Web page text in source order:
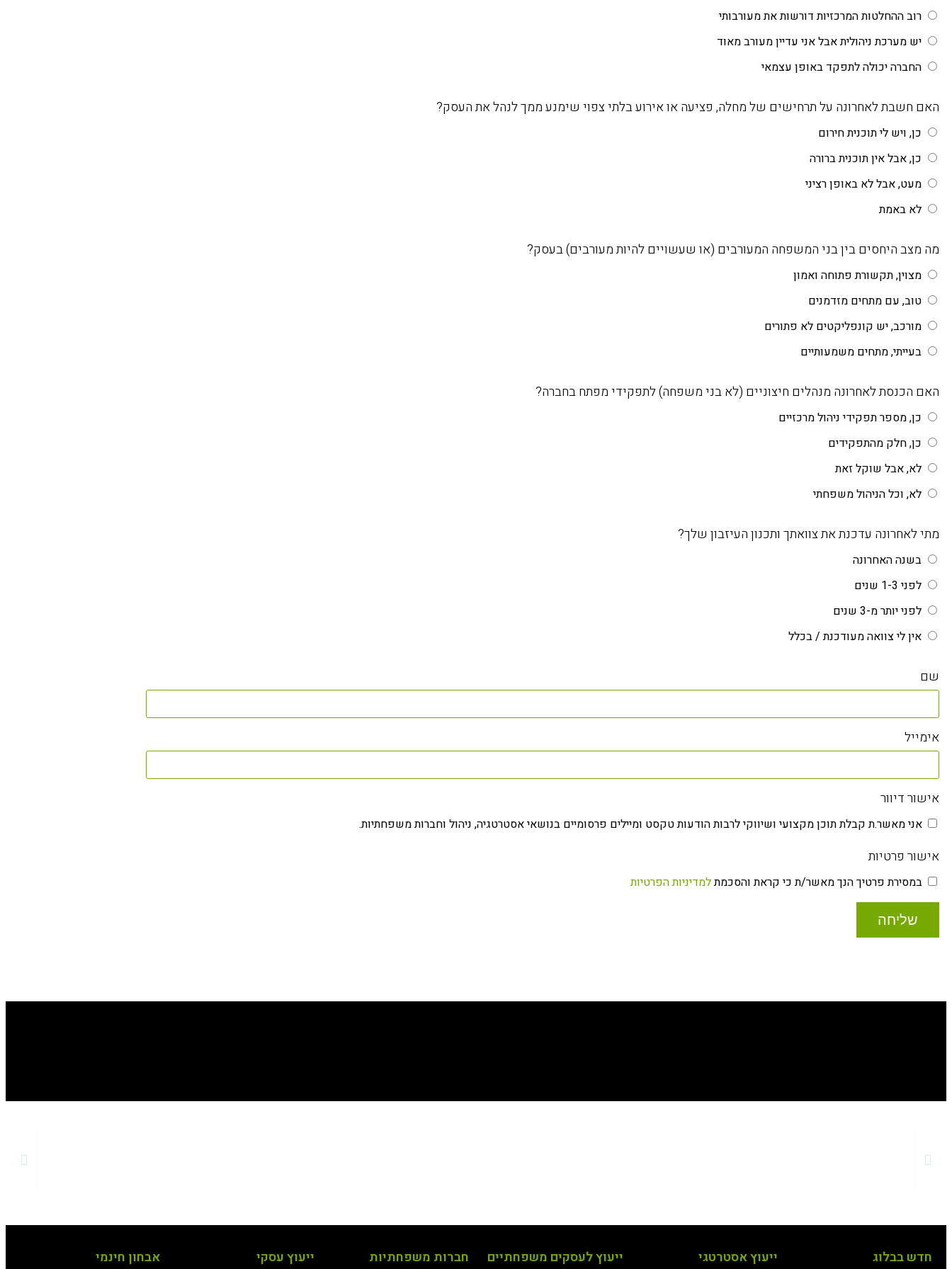
רוב ההחלטות המרכזיות דורשות את מעורבותי
יש מערכת ניהולית אבל אני עדיין מעורב מאוד
החברה יכולה לתפקד באופן עצמאי
האם חשבת לאחרונה על תרחישים של מחלה, פציעה או אירוע בלתי צפוי שימנע ממך לנהל את העסק?
כן, ויש לי תוכנית חירום
כן, אבל אין תוכנית ברורה
מעט, אבל לא באופן רציני
לא באמת
מה מצב היחסים בין בני המשפחה המעורבים (או שעשויים להיות מעורבים) בעסק?
מצוין, תקשורת פתוחה ואמון
טוב, עם מתחים מזדמנים
מורכב, יש קונפליקטים לא פתורים
בעייתי, מתחים משמעותיים
האם הכנסת לאחרונה מנהלים חיצוניים (לא בני משפחה) לתפקידי מפתח בחברה?
כן, מספר תפקידי ניהול מרכזיים
כן, חלק מהתפקידים
לא, אבל שוקל זאת
לא, וכל הניהול משפחתי
מתי לאחרונה עדכנת את צוואתך ותכנון העיזבון שלך?
בשנה האחרונה
לפני 1-3 שנים
לפני יותר מ-3 שנים
אין לי צוואה מעודכנת / בכלל
שם
אימייל
אישור דיוור
אני מאשר.ת קבלת תוכן מקצועי ושיווקי לרבות הודעות טקסט ומיילים פרסומיים בנושאי אסטרטגיה, ניהול וחברות משפחתיות.
אישור פרטיות
במסירת פרטיך הנך מאשר/ת כי קראת והסכמתלמדיניות הפרטיות
שליחה
חדש בבלוג ייעוץ אסטרטגי ייעוץ לעסקים משפחתיים חברות משפחתיות ייעוץ עסקי אבחון חינמי